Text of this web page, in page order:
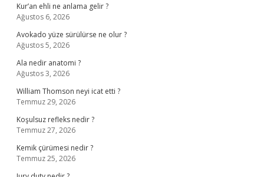
Kur’an ehli ne anlama gelir ?
Ağustos 6, 2026
Avokado yüze sürülürse ne olur ?
Ağustos 5, 2026
Ala nedir anatomi ?
Ağustos 3, 2026
William Thomson neyi icat etti ?
Temmuz 29, 2026
Koşulsuz refleks nedir ?
Temmuz 27, 2026
Kemik çürümesi nedir ?
Temmuz 25, 2026